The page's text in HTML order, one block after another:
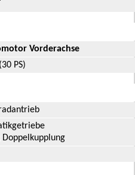
Vorderachse
PS)
Doppelkupplung